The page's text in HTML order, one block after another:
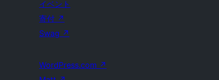
イベント
寄付 ↗
Swag ↗
WordPress.com ↗